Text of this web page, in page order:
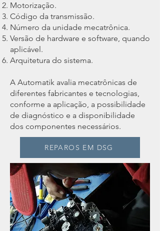
Motorização.
Código da transmissão.
Número da unidade mecatrônica.
Versão de hardware e software, quando
aplicável.
Arquitetura do sistema.
A Automatik avalia mecatrônicas de
diferentes fabricantes e tecnologias,
conforme a aplicação, a possibilidade
de diagnóstico e a disponibilidade
dos componentes necessários.
REPAROS EM DSG